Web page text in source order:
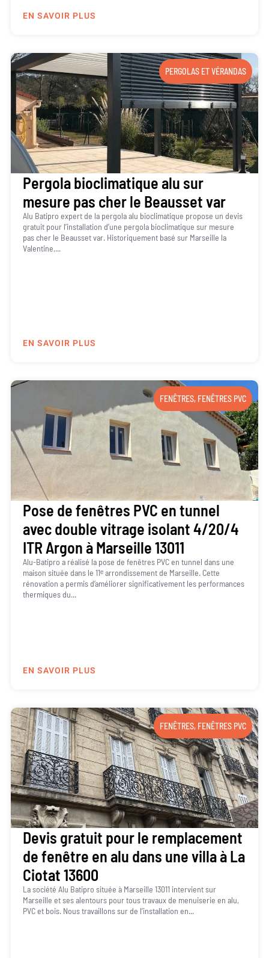
EN SAVOIR PLUS
PERGOLAS ET VÉRANDAS
Pergola bioclimatique alu sur
mesure pas cher le Beausset var
Alu Batipro expert de la pergola alu bioclimatique propose un devis
gratuit pour l’installation d’une pergola bioclimatique sur mesure
pas cher le Beausset var. Historiquement basé sur Marseille la
Valentine,...
EN SAVOIR PLUS
FENÊTRES, FENÊTRES PVC
Pose de fenêtres PVC en tunnel
avec double vitrage isolant 4/20/4
ITR Argon à Marseille 13011
Alu-Batipro a réalisé la pose de fenêtres PVC en tunnel dans une
maison située dans le 11ᵉ arrondissement de Marseille. Cette
rénovation a permis d’améliorer significativement les performances
thermiques du...
EN SAVOIR PLUS
FENÊTRES, FENÊTRES PVC
Devis gratuit pour le remplacement
de fenêtre en alu dans une villa à La
Ciotat 13600
La société Alu Batipro située à Marseille 13011 intervient sur
Marseille et ses alentours pour tous travaux de menuiserie en alu,
PVC et bois. Nous travaillons sur de l’installation en...